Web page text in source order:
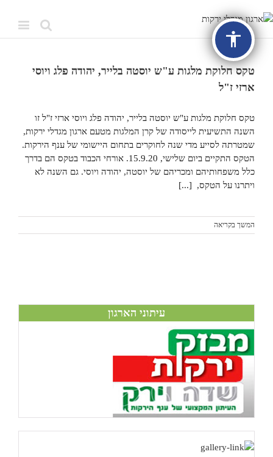
accessibility
טקס חלוקת מלגות ע"ש יוסטה בלייר, יהודה פלג ויוסי
ארזי ז"ל
טקס חלוקת מלגות ע"ש יוסטה בלייר, יהודה פלג ויוסי ארזי ז"ל זו
השנה התשיעית לייסודה של קרן המלגות מטעם ארגון מגדלי ירקות,
שמטרתה לסייע מדי שנה לחוקרים בתחום היישומי של ענף הירקות.
הטקס התקיים ביום שלישי, 15.9.20. אורחי הכבוד בטקס הם בדרך
כלל משפחותיהם ומכריהם של יוסטה, יהודה ויוסי. גם השנה לא
ויתרנו על הטקס, [...]
המשך בקריאה
עיתוני הארגון